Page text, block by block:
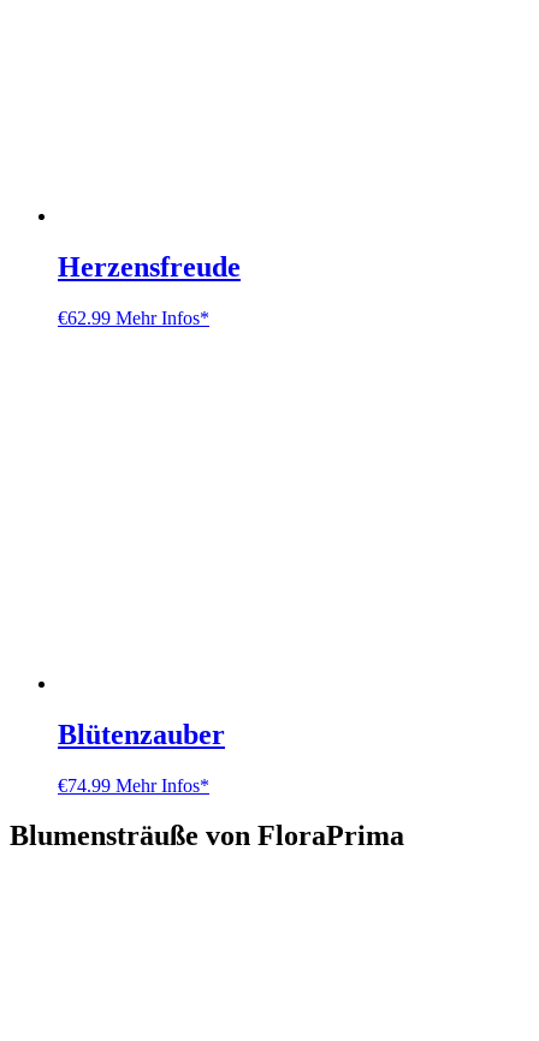
Herzensfreude
€62.99 Mehr Infos*
Blütenzauber
€74.99 Mehr Infos*
Blumensträuße von FloraPrima